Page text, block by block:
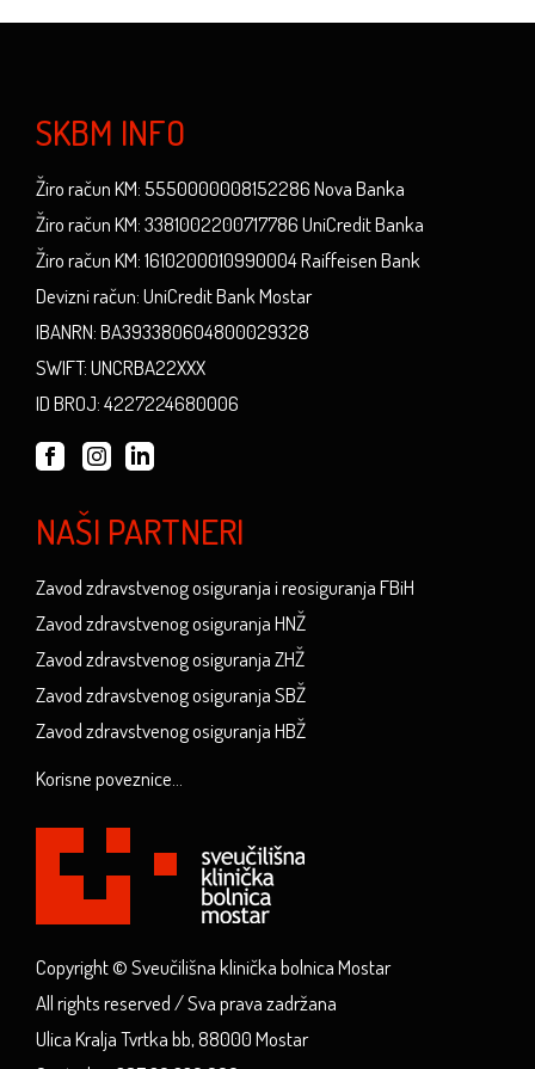
SKBM INFO
Žiro račun KM: 5550000008152286 Nova Banka
Žiro račun KM: 3381002200717786 UniCredit Banka
Žiro račun KM: 1610200010990004 Raiffeisen Bank
Devizni račun: UniCredit Bank Mostar
IBANRN: BA393380604800029328
SWIFT: UNCRBA22XXX
ID BROJ: 4227224680006
NAŠI PARTNERI
Zavod zdravstvenog osiguranja i reosiguranja FBiH
Zavod zdravstvenog osiguranja HNŽ
Zavod zdravstvenog osiguranja ZHŽ
Zavod zdravstvenog osiguranja SBŽ
Zavod zdravstvenog osiguranja HBŽ
Korisne poveznice...
Copyright © Sveučilišna klinička bolnica Mostar
All rights reserved / Sva prava zadržana
Ulica Kralja Tvrtka bb, 88000 Mostar